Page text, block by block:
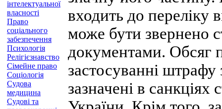
інтелектуальної
власності
Право
соціального
забезпечення
Психологія
Релігієзнавство
Сімейне право
Соціологія
Судова
медицина
Судові та
входить до переліку
може бути звернено
документами. Обсяг
застосуванні
зазначені в